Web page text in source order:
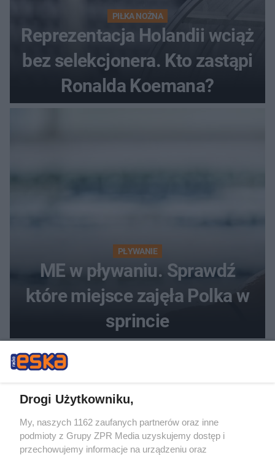
PIŁKA NOŻNA
Reprezentacja Holandii wciąż
bez selekcjonera. Kto zastąpi
Ronalda Koemana?
PŁYWANIE
ME w pływaniu. Sprawdź
które miejsce zajęła Polka w
sprincie
Drogi Użytkowniku,
My, naszych 1162 zaufanych partnerów oraz inne
podmioty z Grupy ZPR Media uzyskujemy dostęp i
przechowujemy informacje na urządzeniu oraz